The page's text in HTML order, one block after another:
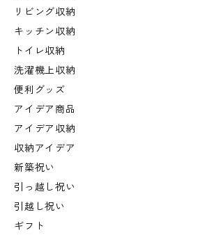
リビング収納
キッチン収納
トイレ収納
洗濯機上収納
便利グッズ
アイデア商品
アイデア収納
収納アイデア
新築祝い
引っ越し祝い
引越し祝い
ギフト